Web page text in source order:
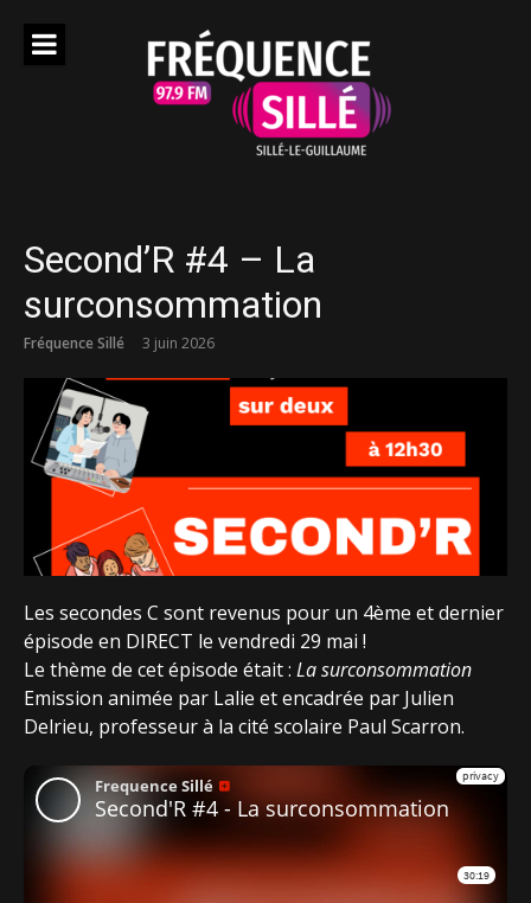
Second’R #4 – La
surconsommation
Fréquence Sillé 3 juin 2026
Les secondes C sont revenus pour un 4ème et dernier
épisode en DIRECT le vendredi 29 mai !
Le thème de cet épisode était : La surconsommation
Emission animée par Lalie et encadrée par Julien
Delrieu, professeur à la cité scolaire Paul Scarron.